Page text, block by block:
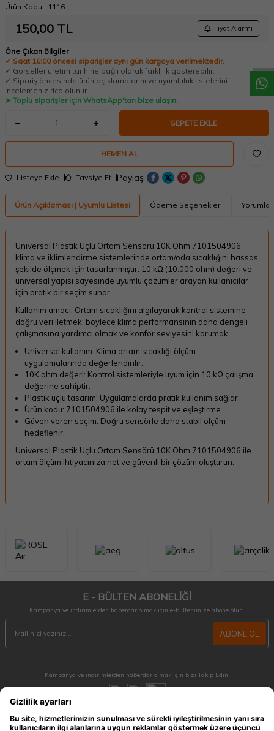
W
h
a
t
a
p
p
D
e
s
t
e
H
a
t
t
Ürün Kodu : 1116
150,00 TL Fiyat Alarmı
Öne Çıkan Bilgiler
✓ Saat 16:00 öncesi siparişler aynı gün kargoya verilmektedir.
✓ Görseller üretim tarihine bağlı olarak farklılık gösterebilir.
✓ Sipariş öncesinde ürün açıklamalarını ve uyumluluk listelerini
incelemeniz rica olunur.
➤ Toplu siparişler için WhatsApp'tan bize ulaşın.
SEPETE EKLE
HEMEN AL
Listeye Ekle Tavsiye Et Paylaş
Ürün Açıklaması | Uyumlu Listesi Ödeme Seçenekleri Yorumlar
Universal Plastik Uçlu Ortam Sensörü 10K Ohm 7101504906,
klima ve iklimlendirme sistemlerinde ortam/oda sıcaklığını hassas
şekilde ölçmek için tasarlanmıştır. 10 kΩ (10.000 ohm) değeri ve
universal yapısı sayesinde uyumlu çözümler arayan kullanıcılar
için pratik bir seçim sunar.
Kullanım amacı: Ortam sıcaklığını algılayarak kontrol sistemine
doğru veri iletmek; böylece klima performansının daha dengeli
çalışmasına yardımcı olmak ve konfor seviyesini korumak.
Universal kullanım: Klima ortam sıcaklığı ölçüm
uygulamalarında değerlendirilir.
10K ohm değeri: Kontrol sistemleriyle uyum için 10 kΩ çalışma
değerine sahiptir.
Plastik uçlu tasarım: Uygulamalarda pratik kullanım sağlar.
Ürün kodu: 7101504906 ile kolay tespit ve eşleştirme.
Güven veren seçim: Doğru sensörle daha stabil ölçüm
hedeflenir.
Universal Plastik Uçlu Ortam Sensörü 10K Ohm 7101504906 ile
ortam ölçüm ihtiyacınıza net ve güvenli bir çözüm oluşturun.
E - BÜLTEN ABONELİĞİ
Kampanya ve indirimlerden haberdar olmak için e-bültenimize abone olun.
ABONE OL
Kampanya ve indirimlerden haberdar olmak için bizi Takip Edin!
MÜŞTERİ HİZMETLERİ